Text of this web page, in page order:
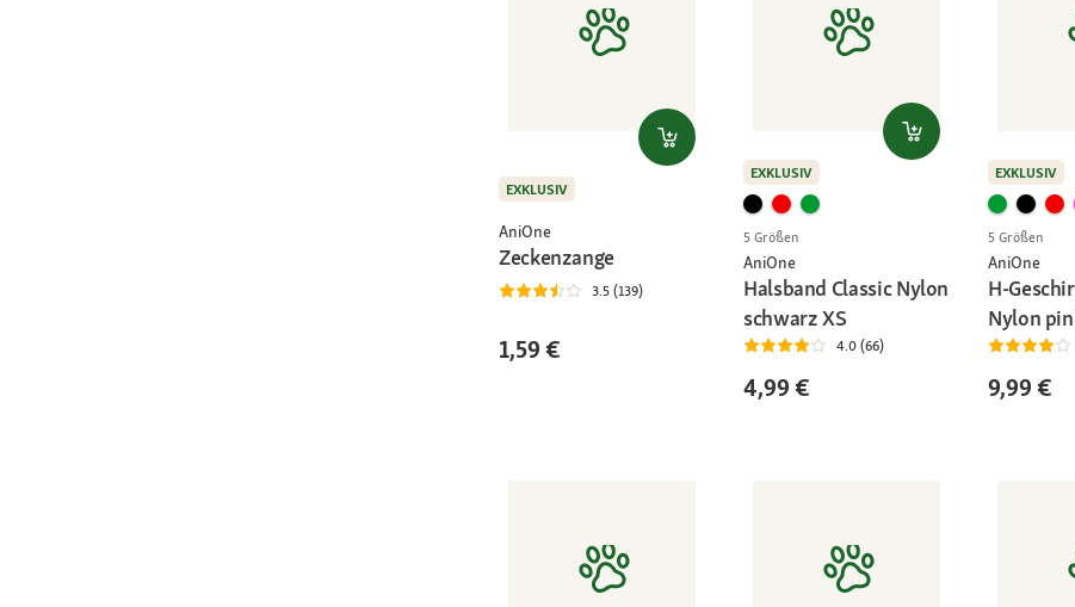
EXKLUSIV
AniOne
Zeckenzange
3.5 (139)
1,59 €
EXKLUSIV
5 Größen
AniOne
Halsband Classic Nylon
schwarz XS
4.0 (66)
4,99 €
EXKLUSIV
5 Größen
AniOne
H-
Nylon
9,99 €